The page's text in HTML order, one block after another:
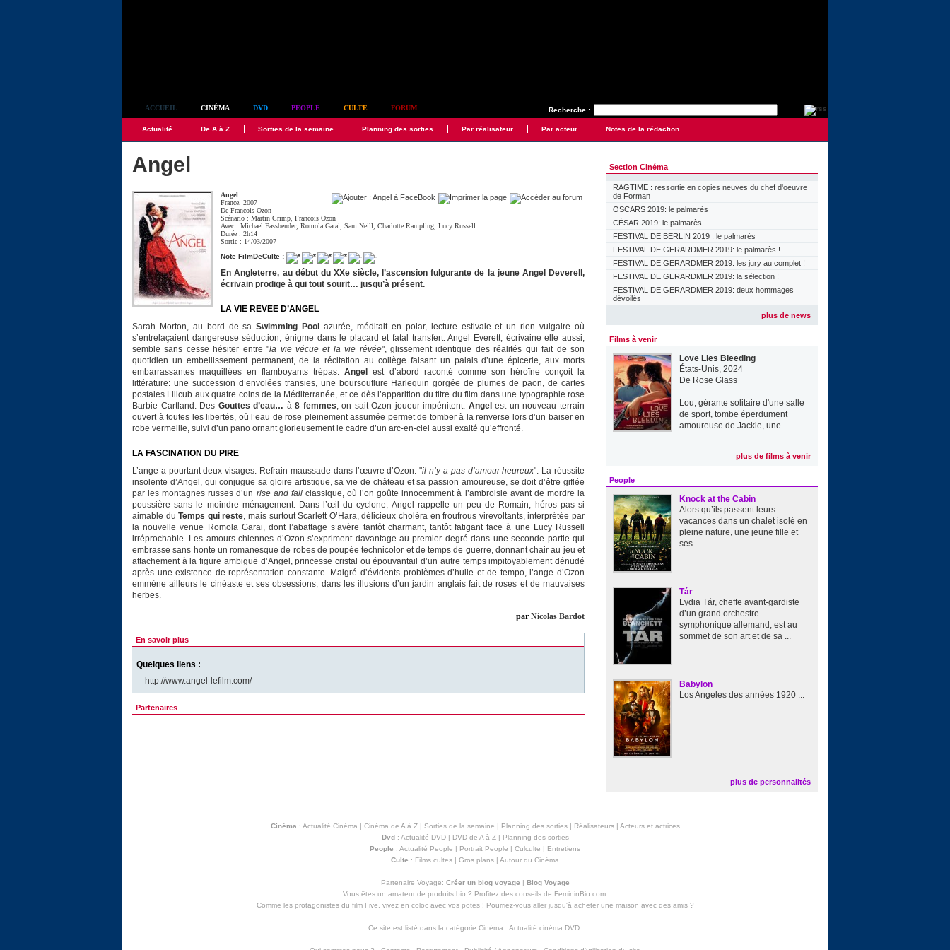
Recherche :
ACCUEIL CINÉMA DVD PEOPLE CULTE FORUM
Actualité De A à Z Sorties de la semaine Planning des sorties Par réalisateur Par acteur Notes de la rédaction
Angel
Angel
France, 2007
DeFrancois Ozon
Scénario :Martin Crimp ,Francois Ozon
Avec :Michael Fassbender,Romola Garai ,Sam Neill ,Charlotte Rampling ,Lucy Russell
Durée : 2h14
Sortie : 14/03/2007
Note FilmDeCulte :
En Angleterre, au début du XXe siècle, l’ascension fulgurante de la jeune Angel Deverell,
écrivain prodige à qui tout sourit… jusqu’à présent.
LA VIE REVEE D’ANGEL
Sarah Morton, au bord de saSwimming Pool
azurée, méditait en polar, lecture estivale et un rien vulgaire où
s’entrelaçaient dangereuse séduction, énigme dans le placard et fatal transfert. Angel Everett, écrivaine elle aussi,
semble sans cesse hésiter entre "la vie vécue et la vie rêvée", glissement identique des réalités qui fait de son
quotidien un embellissement permanent, de la récitation au collège faisant un palais d’une épicerie, aux morts
embarrassantes maquillées en flamboyants trépas.Angel
est d’abord raconté comme son héroïne conçoit la
littérature: une succession d’envolées transies, une boursouflure Harlequin gorgée de plumes de paon, de cartes
postales Lilicub aux quatre coins de la Méditerranée, et ce dès l’apparition du titre du film dans une typographie rose
Barbie Cartland. Des Gouttes d’eau… à8 femmes, on sait Ozon joueur impénitent. Angel est un nouveau terrain
ouvert à toutes les libertés, où l’eau de rose pleinement assumée permet de tomber à la renverse lors d’un baiser en
robe vermeille, suivi d’un pano ornant glorieusement le cadre d’un arc-en-ciel aussi exalté qu’effronté.
LA FASCINATION DU PIRE
L’ange a pourtant deux visages. Refrain maussade dans l’œuvre d’Ozon: "il n’y a pas d’amour heureux". La réussite
insolente d’Angel, qui conjugue sa gloire artistique, sa vie de château et sa passion amoureuse, se doit d’être giflée
par les montagnes russes d’un rise and fallclassique, où l’on goûte innocemment à l’ambroisie avant de mordre la
poussière sans le moindre ménagement. Dans l’œil du cyclone, Angel rappelle un peu de Romain, héros pas si
aimable duTemps qui reste, mais surtout Scarlett O’Hara, délicieux choléra en froufrous virevoltants, interprétée par
la nouvelle venue Romola Garai, dont l’abattage s’avère tantôt charmant, tantôt fatigant face à une Lucy Russell
irréprochable. Les amours chiennes d’Ozon s’expriment davantage au premier degré dans une seconde partie qui
embrasse sans honte un romanesque de robes de poupée technicolor et de temps de guerre, donnant chair au jeu et
attachement à la figure ambiguë d’Angel, princesse cristal ou épouvantail d’un autre temps impitoyablement dénudé
après une existence de représentation constante. Malgré d’évidents problèmes d’huile et de tempo, l’ange d’Ozon
emmène ailleurs le cinéaste et ses obsessions, dans les illusions d’un jardin anglais fait de roses et de mauvaises
herbes.
par Nicolas Bardot
En savoir plus
Quelques liens :
http://www.angel-lefilm.com/
Partenaires
Section Cinéma
RAGTIME : ressortie en copies neuves du chef d'oeuvre
de Forman
OSCARS 2019: le palmarès
CÉSAR 2019: le palmarès
FESTIVAL DE BERLIN 2019 : le palmarès
FESTIVAL DE GERARDMER 2019: le palmarès !
FESTIVAL DE GERARDMER 2019: les jury au complet !
FESTIVAL DE GERARDMER 2019: la sélection !
FESTIVAL DE GERARDMER 2019: deux hommages
dévoilés
plus de news
Films à venir
Love Lies Bleeding
États-Unis, 2024
De Rose Glass
Lou, gérante solitaire d'une salle
de sport, tombe éperdument
amoureuse de Jackie, une ...
plus de films à venir
People
Knock at the Cabin
Alors qu’ils passent leurs
vacances dans un chalet isolé en
pleine nature, une jeune fille et
ses ...
Tár
Lydia Tár, cheffe avant-gardiste
d’un grand orchestre
symphonique allemand, est au
sommet de son art et de sa ...
Babylon
Los Angeles des années 1920 ...
plus de personnalités
Cinéma : Actualité Cinéma | Cinéma de A à Z| Sorties de la semaine | Planning des sorties| Réalisateurs| Acteurs et actrices
Dvd: Actualité DVD| DVD de A à Z| Planning des sorties
People : Actualité People | Portrait People | Culculte | Entretiens
Culte : Films cultes | Gros plans | Autour du Cinéma
Partenaire Voyage: Créer un blog voyage | Blog Voyage
Vous êtes un amateur de produits bio ? Profitez des conseils de FemininBio.com.
Comme les protagonistes du film Five, vivez en coloc avec vos potes ! Pourriez-vous aller jusqu'à acheter une maison avec des amis?
Ce site est listé dans la catégorie Cinéma : Actualité cinéma DVD